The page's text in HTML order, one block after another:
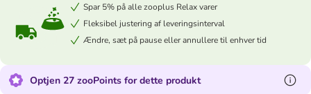
Spar 5% på alle zooplus Relax varer
Fleksibel justering af leveringsinterval
Ændre, sæt på pause eller annullere til enhver tid
Optjen 27 zooPoints for dette produkt